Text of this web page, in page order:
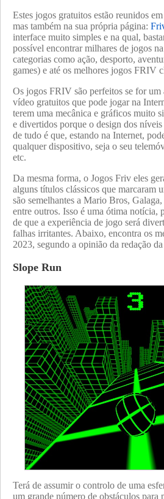
Estes jogos gratuitos estão reunidos
mas também na sua própria página:
interface muito simples e na qual,
possível encontrar milhares de jogos
categorias como ação, desporto,
games) e até os melhores jogos FRIV
Os jogos FRIV são perfeitos se for um
vídeo gratuitos que pode jogar na
terem uma mecânica e gráficos muito
e divertidos porque o design dos
de tudo é que, estando na Internet,
qualquer dispositivo, seja o seu
etc.
Da mesma forma, o Jogos Friv eles
alguns títulos clássicos que marcaram
são semelhantes a Mario Bros,
entre outros. Isso é uma ótima notícia,
de que a experiência de jogo será
falhas irritantes. Abaixo, encontra os
2023, segundo a opinião da redação
Slope Run
Terá de assumir o controlo de uma
um grande número de obstáculos para